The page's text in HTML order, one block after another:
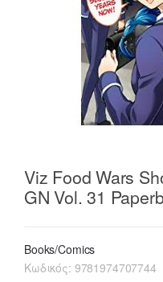
Viz Food Wars
GN Vol. 31
Books/Comics
Κωδικός: 9781974707744